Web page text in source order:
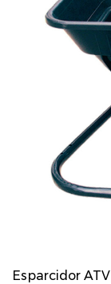
Esparcidor